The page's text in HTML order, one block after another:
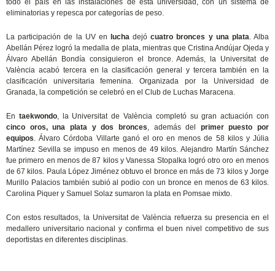
todo el país en las instalaciones de esta universidad, con un sistema de
eliminatorias y repesca por categorías de peso.
La participación de la UV en lucha dejócuatro bronces y una plata. Alba
Abellán Pérez logró la medalla de plata, mientras que Cristina Andújar Ojeda y
Álvaro Abellán Bondía consiguieron el bronce. Además, la Universitat de
València acabó tercera en la clasificación general y tercera también en la
clasificación universitaria femenina. Organizada por la Universidad de
Granada, la competición se celebró en el Club de Luchas Maracena.
En taekwondo, la Universitat de València completó su gran actuación con
cinco oros, una plata y dos bronces, además del primer puesto por
equipos. Álvaro Córdoba Villarte ganó el oro en menos de 58 kilos y Júlia
Martínez Sevilla se impuso en menos de 49 kilos. Alejandro Martín Sánchez
fue primero en menos de 87 kilos y Vanessa Stopalka logró otro oro en menos
de 67 kilos. Paula López Jiménez obtuvo el bronce en más de 73 kilos y Jorge
Murillo Palacios también subió al podio con un bronce en menos de 63 kilos.
Carolina Piquer y Samuel Solaz sumaron la plata en Pomsae mixto.
Con estos resultados, la Universitat de València refuerza su presencia en el
medallero universitario nacional y confirma el buen nivel competitivo de sus
deportistas en diferentes disciplinas.